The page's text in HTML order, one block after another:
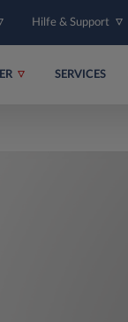
Hilfe & Support
SERVICES